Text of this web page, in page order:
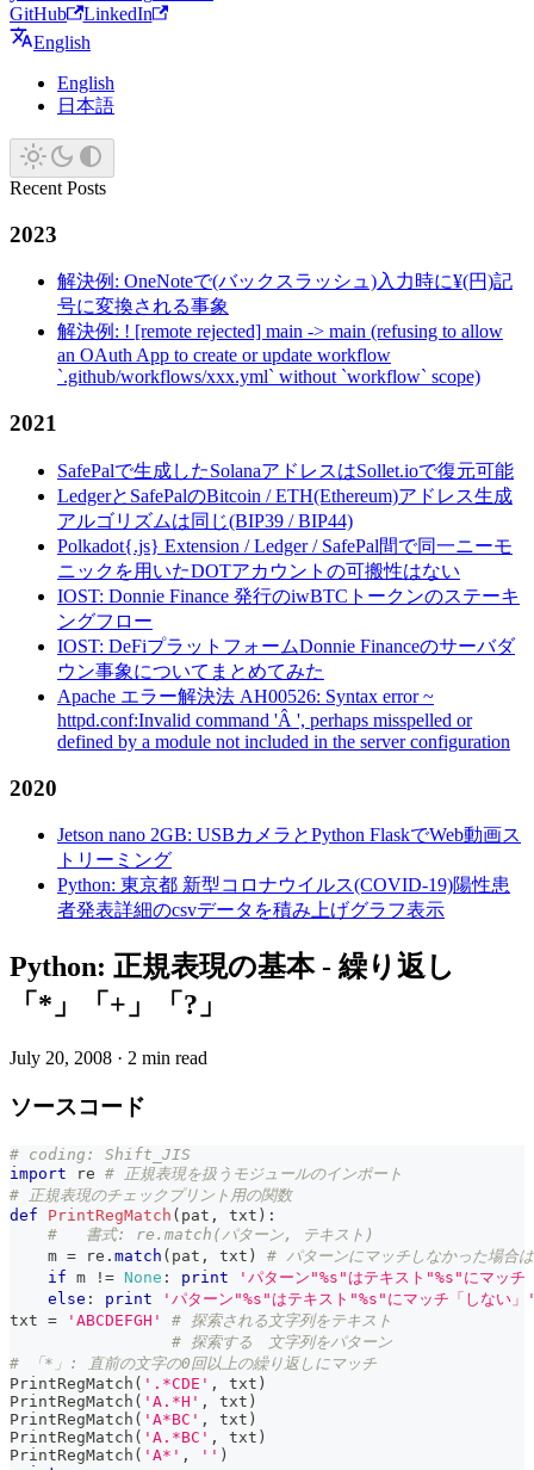
GitHub
LinkedIn
English
English
日本語
Recent Posts
2023
解決例: OneNoteで(バックスラッシュ)入力時に¥(円)記
号に変換される事象
解決例: ! [remote rejected] main -> main (refusing to allow
an OAuth App to create or update workflow
`.github/workflows/xxx.yml` without `workflow` scope)
2021
SafePalで生成したSolanaアドレスはSollet.ioで復元可能
LedgerとSafePalのBitcoin / ETH(Ethereum)アドレス生成
アルゴリズムは同じ(BIP39 / BIP44)
Polkadot{.js} Extension / Ledger / SafePal間で同一ニーモ
ニックを用いたDOTアカウントの可搬性はない
IOST: Donnie Finance 発行のiwBTCトークンのステーキ
ングフロー
IOST: DeFiプラットフォームDonnie Financeのサーバダ
ウン事象についてまとめてみた
Apache エラー解決法 AH00526: Syntax error ~
httpd.conf:Invalid command 'Â ', perhaps misspelled or
defined by a module not included in the server configuration
2020
Jetson nano 2GB: USBカメラとPython FlaskでWeb動画ス
トリーミング
Python: 東京都 新型コロナウイルス(COVID-19)陽性患
者発表詳細のcsvデータを積み上げグラフ表示
Python: 正規表現の基本 - 繰り返し
「*」「+」「?」
July 20, 2008 · 2 min read
ソースコード
# coding: Shift_JIS
import re # 正規表現を扱うモジュールのインポート
# 正規表現のチェックプリント用の関数
def
PrintRegMatch ( pat , txt ) :
#   書式: re.match(パターン, テキスト)
    m
= re . match ( pat , txt )
# パターンにマッチしなかった場合
if m != None : print
'パターン"%s"はテキスト"%s"にマッチ
else : print
'パターン"%s"はテキスト"%s"にマッチ「しない
txt = 'ABCDEFGH'
# 探索される文字列をテキスト
# 探索する　文字列をパターン
# 「*」: 直前の文字の0回以上の繰り返しにマッチ
PrintRegMatch ( '.*CDE' , txt )
PrintRegMatch ( 'A.*H' , txt )
PrintRegMatch ( 'A*BC' , txt )
PrintRegMatch ( 'A.*BC' , txt )
PrintRegMatch ( 'A*' , '' )